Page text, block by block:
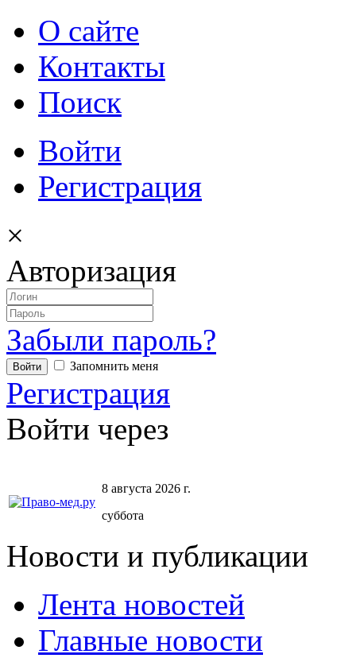
О сайте
Контакты
Поиск
Войти
Регистрация
×
Авторизация
Забыли пароль?
Запомнить меня
Регистрация
Войти через
8 августа 2026 г.
суббота
Новости и публикации
Лента новостей
Главные новости